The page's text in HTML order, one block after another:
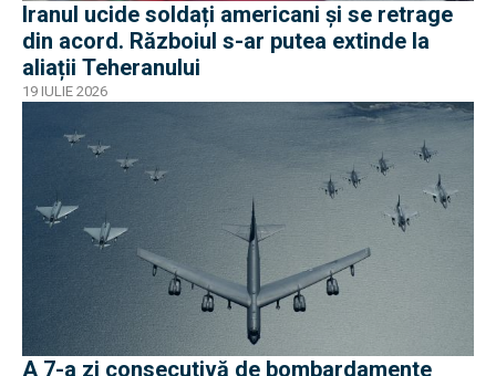
Iranul ucide soldați americani și se retrage
din acord. Războiul s-ar putea extinde la
aliații Teheranului
19 IULIE 2026
A 7-a zi consecutivă de bombardamente